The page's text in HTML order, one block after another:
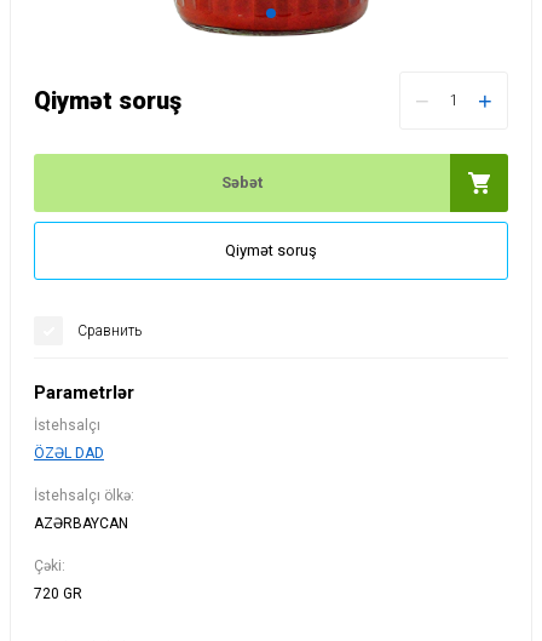
Qiymət soruş − +
Səbət
Qiymət soruş
Сравнить
Parametrlər
İstehsalçı
ÖZƏL DAD
İstehsalçı ölkə:
AZƏRBAYCAN
Çəki:
720 GR